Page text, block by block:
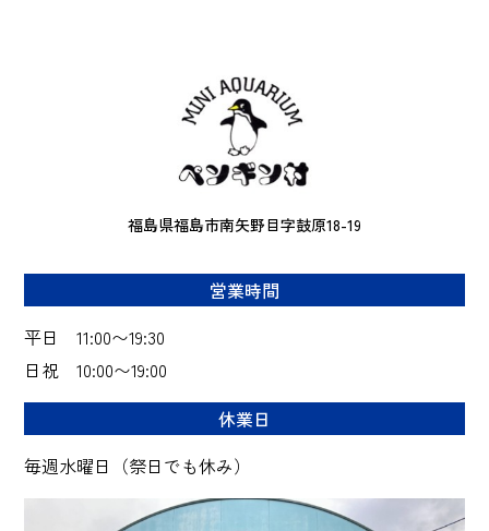
福島県福島市南矢野目字鼓原18-19
営業時間
平日 11:00〜19:30
日祝 10:00〜19:00
休業日
毎週水曜日（祭日でも休み）